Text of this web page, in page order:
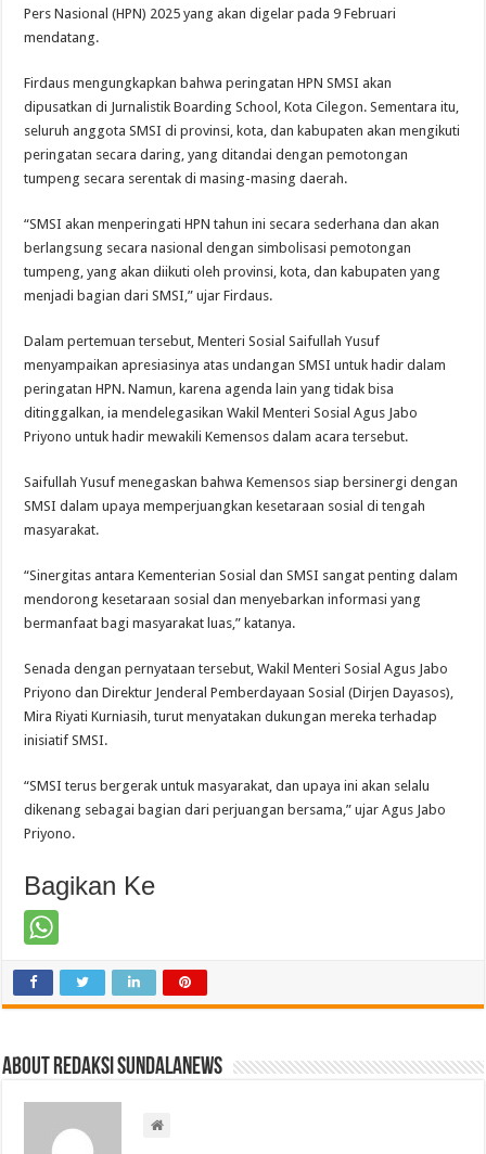
Pers Nasional (HPN) 2025 yang akan digelar pada 9 Februari
mendatang.
Firdaus mengungkapkan bahwa peringatan HPN SMSI akan
dipusatkan di Jurnalistik Boarding School, Kota Cilegon. Sementara itu,
seluruh anggota SMSI di provinsi, kota, dan kabupaten akan mengikuti
peringatan secara daring, yang ditandai dengan pemotongan
tumpeng secara serentak di masing-masing daerah.
“SMSI akan menperingati HPN tahun ini secara sederhana dan akan
berlangsung secara nasional dengan simbolisasi pemotongan
tumpeng, yang akan diikuti oleh provinsi, kota, dan kabupaten yang
menjadi bagian dari SMSI,” ujar Firdaus.
Dalam pertemuan tersebut, Menteri Sosial Saifullah Yusuf
menyampaikan apresiasinya atas undangan SMSI untuk hadir dalam
peringatan HPN. Namun, karena agenda lain yang tidak bisa
ditinggalkan, ia mendelegasikan Wakil Menteri Sosial Agus Jabo
Priyono untuk hadir mewakili Kemensos dalam acara tersebut.
Saifullah Yusuf menegaskan bahwa Kemensos siap bersinergi dengan
SMSI dalam upaya memperjuangkan kesetaraan sosial di tengah
masyarakat.
“Sinergitas antara Kementerian Sosial dan SMSI sangat penting dalam
mendorong kesetaraan sosial dan menyebarkan informasi yang
bermanfaat bagi masyarakat luas,” katanya.
Senada dengan pernyataan tersebut, Wakil Menteri Sosial Agus Jabo
Priyono dan Direktur Jenderal Pemberdayaan Sosial (Dirjen Dayasos),
Mira Riyati Kurniasih, turut menyatakan dukungan mereka terhadap
inisiatif SMSI.
“SMSI terus bergerak untuk masyarakat, dan upaya ini akan selalu
dikenang sebagai bagian dari perjuangan bersama,” ujar Agus Jabo
Priyono.
Bagikan Ke
About Redaksi Sundalanews